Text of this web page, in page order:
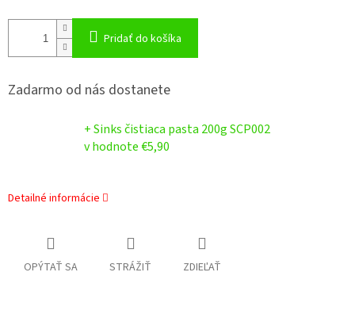
Pridať do košíka
Zadarmo od nás dostanete
+ Sinks čistiaca pasta 200g SCP002
v hodnote €5,90
Detailné informácie
OPÝTAŤ SA STRÁŽIŤ ZDIEĽAŤ